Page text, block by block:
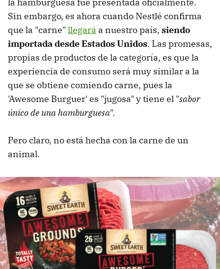
la hamburguesa fue presentada oficialmente.
Sin embargo, es ahora cuando Nestlé confirma
que la "carne" llegará a nuestro país, siendo
importada desde Estados Unidos. Las promesas,
propias de productos de la categoría, es que la
experiencia de consumo será muy similar a la
que se obtiene comiendo carne, pues la
'Awesome Burguer' es "jugosa" y tiene el "sabor
único de una hamburguesa".
Pero claro, no está hecha con la carne de un
animal.